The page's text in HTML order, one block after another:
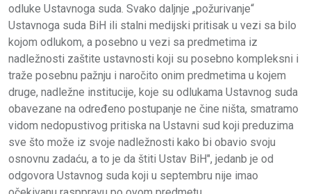
odluke Ustavnoga suda. Svako daljnje „požurivanje“
Ustavnoga suda BiH ili stalni medijski pritisak u vezi sa bilo
kojom odlukom, a posebno u vezi sa predmetima iz
nadležnosti zaštite ustavnosti koji su posebno kompleksni i
traže posebnu pažnju i naročito onim predmetima u kojem
druge, nadležne institucije, koje su odlukama Ustavnog suda
obavezane na određeno postupanje ne čine ništa, smatramo
vidom nedopustivog pritiska na Ustavni sud koji preduzima
sve što može iz svoje nadležnosti kako bi obavio svoju
osnovnu zadaću, a to je da štiti Ustav BiH", jedanb je od
odgovora Ustavnog suda koji u septembru nije imao